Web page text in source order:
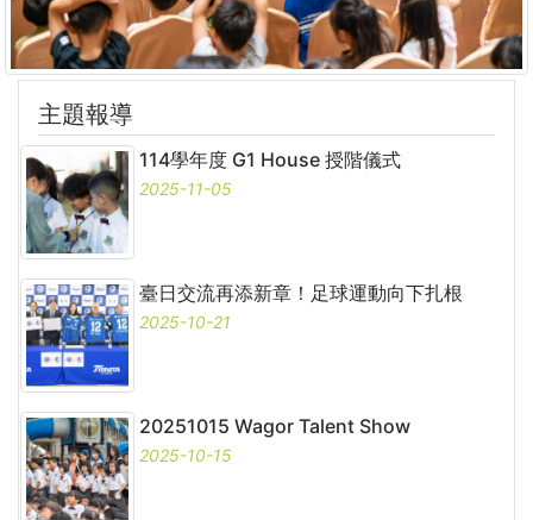
主題報導
114學年度 G1 House 授階儀式
2025-11-05
臺日交流再添新章！足球運動向下扎根
2025-10-21
20251015 Wagor Talent Show
2025-10-15